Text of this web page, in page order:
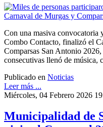
Con una masiva convocatoria
Combo Contacto, finalizó el
Comparsas San Antonio
consecutivas llenó de música,
Publicado en Noticias
Leer más ...
Miércoles, 04 Febrero 2026
Municipalidad de